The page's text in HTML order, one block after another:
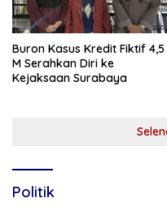
Buron Kasus Kredit Fiktif 4,5
M Serahkan Diri ke
Kejaksaan Surabaya
Politik